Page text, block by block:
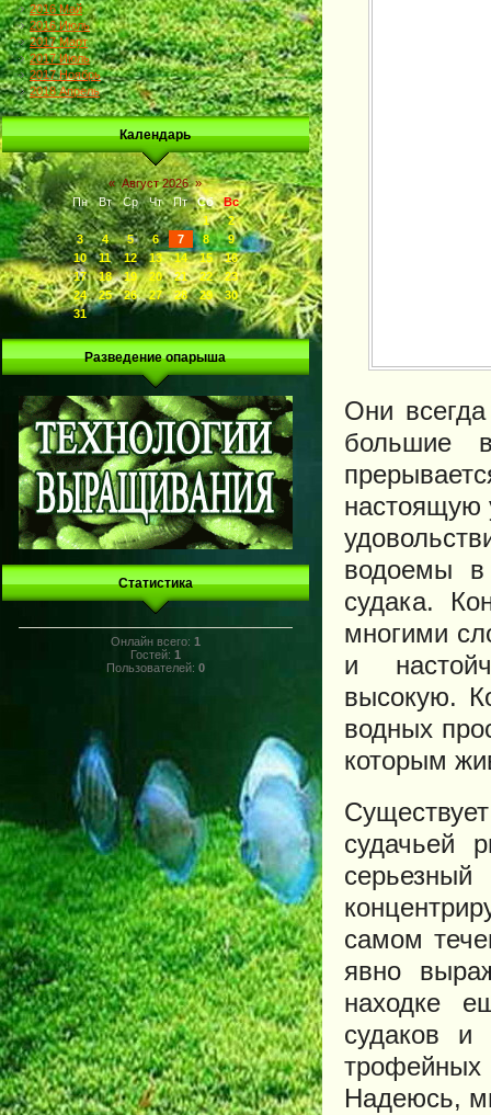
2016 Май
2016 Июль
2017 Март
2017 Июль
2017 Ноябрь
2018 Апрель
Календарь
« Август 2026 »
Пн
Вт Ср Чт Пт Сб
Вс
1
2
3
4 5 6 7 8
9
10
11 12 13 14 15
16
17
18 19 20 21 22
23
24
25 26 27 28 29
30
31
Разведение опарыша
Статистика
Онлайн всего: 1
Гостей: 1
Пользователей: 0
Они
большие
настоящую
водоемы в
судака.
многими
и
высокую.
водных
которым
судачьей
самом
явно
находке
судаков
трофейных
Надеюсь,